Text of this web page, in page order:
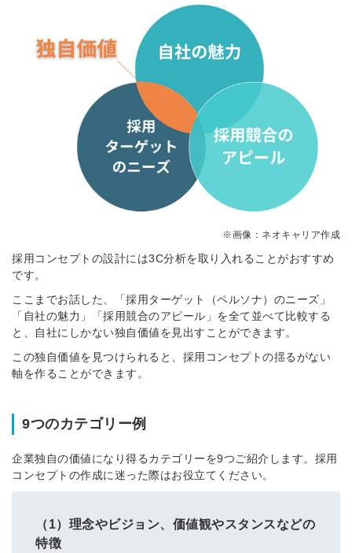
※画像：ネオキャリア作成
採用コンセプトの設計には3C分析を取り入れることがおすすめ
です。
ここまでお話した、「採用ターゲット（ペルソナ）のニーズ」
「自社の魅力」「採用競合のアピール」を全て並べて比較する
と、自社にしかない独自価値を見出すことができます。
この独自価値を見つけられると、採用コンセプトの揺るがない
軸を作ることができます。
9つのカテゴリー例
企業独自の価値になり得るカテゴリーを9つご紹介します。採用
コンセプトの作成に迷った際はお役立てください。
（1）理念やビジョン、価値観やスタンスなどの
特徴